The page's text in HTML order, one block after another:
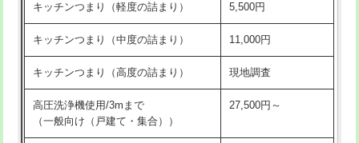
排水管工事（排水管工事/3ｍまで） 55,000円
排水管工事（追加 排水管工事/3ｍ超
+11,000円
マス交換（土の掘削・埋め戻し作業）
マス交換（深さ50㎝未満）
式・ワンホール）)
交換・取付(排水栓・排水トラップ
22,000円+材料費
持込商品取付（単水栓）
キッチンつまり（軽度の詰まり） 5,500円
キッチンつまり（中度の詰まり） 11,000円
キッチンつまり（高度の詰まり） 現地調査
高圧洗浄機使用/3mまで
（一般向け（戸建て・集合））
27,500円～